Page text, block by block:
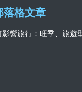
落格文章
影響旅行：旺季、旅遊